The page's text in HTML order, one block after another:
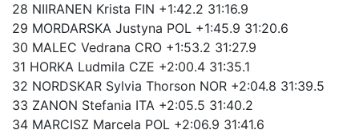
28 NIIRANEN Krista FIN +1:42.2 31:16.9
29 MORDARSKA Justyna POL +1:45.9 31:20.6
30 MALEC Vedrana CRO +1:53.2 31:27.9
31 HORKA Ludmila CZE +2:00.4 31:35.1
32 NORDSKAR Sylvia Thorson NOR +2:04.8 31:39.5
33 ZANON Stefania ITA +2:05.5 31:40.2
34 MARCISZ Marcela POL +2:06.9 31:41.6